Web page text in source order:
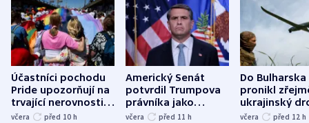
Účastníci pochodu
Pride upozorňují na
trvající nerovnosti i
společenskou
včera před 10 h
Americký Senát
potvrdil Trumpova
právníka jako
ministra
včera před 11 h
Do Bulharska
pronikl
ukrajinský
explodoval
včera před 12 h